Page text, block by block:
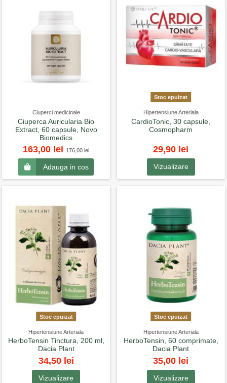
Ciuperci medicinale
Ciuperca Auricularia Bio
Extract, 60 capsule, Novo
Biomedics
163,00 lei176,00 lei
Adauga in cos
Stoc epuizat
Hipertensiune Arteriala
CardioTonic, 30 capsule,
Cosmopharm
29,90 lei
Vizualizare
Stoc epuizat
Hipertensiune Arteriala
HerboTensin Tinctura, 200 ml,
Dacia Plant
34,50 lei
Vizualizare
Stoc epuizat
Hipertensiune Arteriala
HerboTensin, 60 comprimate,
Dacia Plant
35,00 lei
Vizualizare